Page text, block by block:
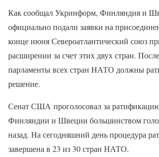
Как сообщал Укринформ, Финляндия и
официально подали заявки на
конце июня Североатлантический союз
расширении за счет этих двух стран.
парламенты всех стран НАТО должны
решение.
Сенат США проголосовал за
Финляндии и Швеции большинством
назад. На сегодняшний день процедура
завершена в 23 из 30 стран НАТО.